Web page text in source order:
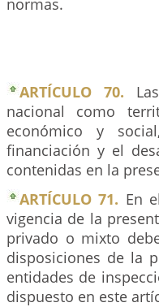
ARTÍCULO 70.
nacional como
económico y
financiación y el
contenidas en la
ARTÍCULO 71. En
vigencia de la
privado o mixto
disposiciones de la
entidades de
dispuesto en este